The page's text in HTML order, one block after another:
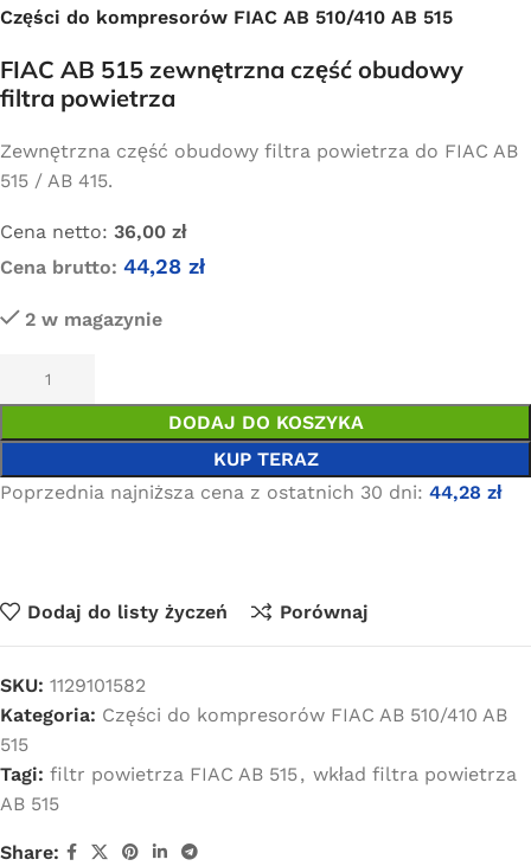
Części do kompresorów FIAC AB 510/410 AB 515
FIAC AB 515 zewnętrzna część obudowy
filtra powietrza
Zewnętrzna część obudowy filtra powietrza do FIAC AB
515 / AB 415.
Cena netto: 36,00 zł
Cena brutto: 44,28 zł
2 w magazynie
DODAJ DO KOSZYKA
KUP TERAZ
Poprzednia najniższa cena z ostatnich 30 dni: 44,28 zł
Dodaj do listy życzeń Porównaj
SKU: 1129101582
Kategoria: Części do kompresorów FIAC AB 510/410 AB
515
Tagi: filtr powietrza FIAC AB 515, wkład filtra powietrza
AB 515
Share: